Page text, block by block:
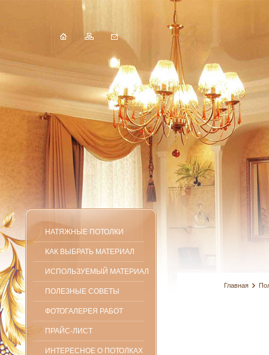
НАТЯЖНЫЕ ПОТОЛКИ
КАК ВЫБРАТЬ МАТЕРИАЛ
ИСПОЛЬЗУЕМЫЙ МАТЕРИАЛ
ПОЛЕЗНЫЕ СОВЕТЫ
ФОТОГАЛЕРЕЯ РАБОТ
ПРАЙС-ЛИСТ
ИНТЕРЕСНОЕ О ПОТОЛКАХ
Главная